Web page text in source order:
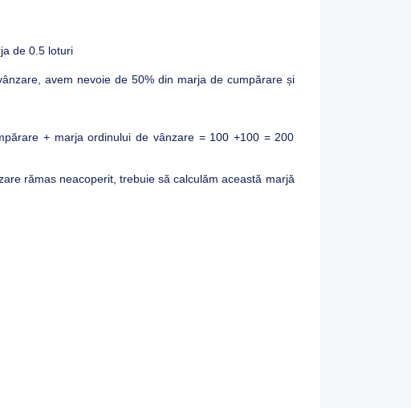
de 0.5 loturi
avem nevoie de 50% din marja de cumpărare și
+ marja ordinului de vânzare = 100 +100 = 200
rămas neacoperit, trebuie să calculăm această marjă